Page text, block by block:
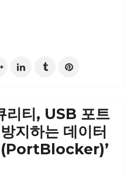
리티, USB 포트
지하는 데이터
(PortBlocker)’